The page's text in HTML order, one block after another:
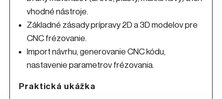
vhodné nástroje.
Základné zásady prípravy 2D a 3D modelov pre
CNC frézovanie.
Import návrhu, generovanie CNC kódu,
nastavenie parametrov frézovania.
Praktická ukážka